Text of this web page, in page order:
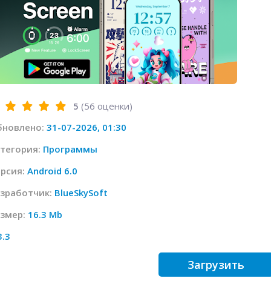
5 (56 оценки)
31-07-2026, 01:30
Программы
Android 6.0
BlueSkySoft
16.3 Mb
Загрузить